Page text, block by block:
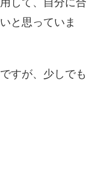
と思っていま
すが、少しでも